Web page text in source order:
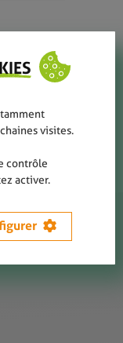
visites.
contrôle
activer.